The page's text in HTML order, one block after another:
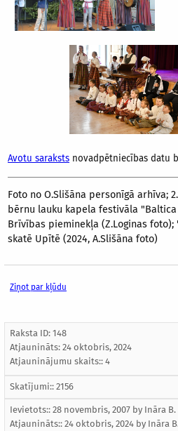
Avotu saraksts novadpētniecības datu
Foto no O.Slišāna personīgā arhīva;
bērnu lauku kapela festivāla "Baltica
Brīvības pieminekļa (Z.Loginas
skatē Upītē (2024, A.Slišāna foto)
Ziņot par kļūdu
Raksta ID: 148
Atjaunināts: 24 oktobris, 2024
Atjauninājumu skaits:: 4
Skatījumi:: 2156
Ievietots:: 28 novembris, 2007 by Ināra B.
Atjaunināts:: 24 oktobris, 2024 by Ināra